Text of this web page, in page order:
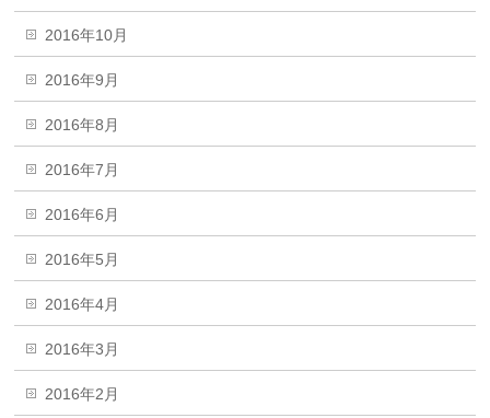
2016年10月
2016年9月
2016年8月
2016年7月
2016年6月
2016年5月
2016年4月
2016年3月
2016年2月